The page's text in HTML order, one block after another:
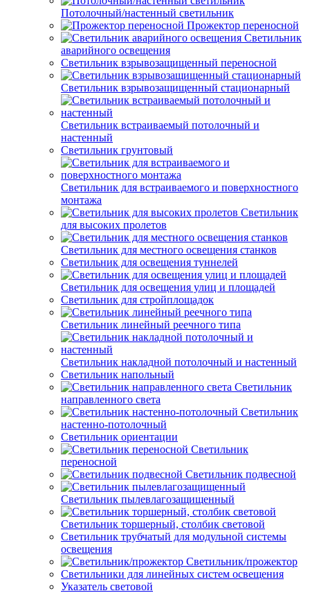
Потолочный/настенный светильник
Прожектор переносной
Светильник
аварийного освещения
Светильник взрывозащищенный переносной
Светильник взрывозащищенный стационарный
Светильник встраиваемый потолочный и
настенный
Светильник грунтовый
Светильник для встраиваемого и поверхностного
монтажа
Светильник
для высоких пролетов
Светильник для местного освещения станков
Светильник для освещения туннелей
Светильник для освещения улиц и площадей
Светильник для стройплощадок
Светильник линейный реечного типа
Светильник накладной потолочный и настенный
Светильник напольный
Светильник
направленного света
Светильник
настенно-потолочный
Светильник ориентации
Светильник
переносной
Светильник подвесной
Светильник пылевлагозащищенный
Светильник торшерный, столбик световой
Светильник трубчатый для модульной системы
освещения
Светильник/прожектор
Светильники для линейных систем освещения
Указатель световой